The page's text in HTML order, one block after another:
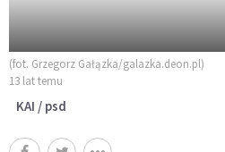
(fot. Grzegorz Gałązka/galazka.deon.pl)
13 lat temu
KAI / psd